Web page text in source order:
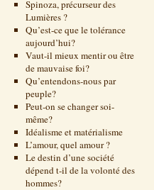
Spinoza, précurseur des
Lumières ?
Qu’est-ce que le tolérance
aujourd’hui?
Vaut-il mieux mentir ou être
de mauvaise foi?
Qu’entendons-nous par
peuple?
Peut-on se changer soi-
même?
Idéalisme et matérialisme
L’amour, quel amour ?
Le destin d’une société
dépend t-il de la volonté des
hommes?